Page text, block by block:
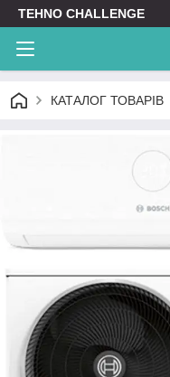
TEHNO CHALLENGE
КАТАЛОГ ТОВАРІВ